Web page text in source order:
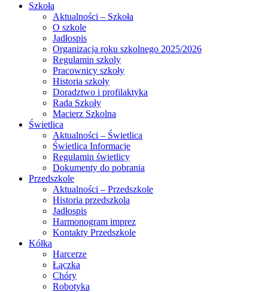
Szkoła
Aktualności – Szkoła
O szkole
Jadłospis
Organizacja roku szkolnego 2025/2026
Regulamin szkoly
Pracownicy szkoły
Historia szkoły
Doradztwo i profilaktyka
Rada Szkoły
Macierz Szkolna
Świetlica
Aktualności – Świetlica
Świetlica Informacje
Regulamin świetlicy
Dokumenty do pobrania
Przedszkole
Aktualności – Przedszkole
Historia przedszkola
Jadłospis
Harmonogram imprez
Kontakty Przedszkole
Kółka
Harcerze
Łączka
Chóry
Robotyka